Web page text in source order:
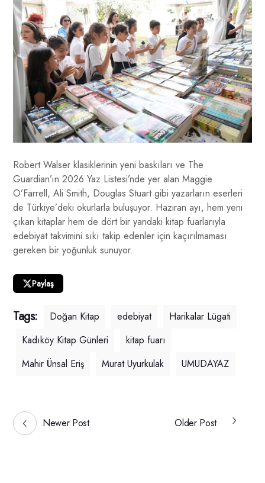
Robert Walser klasiklerinin yeni baskıları ve The
Guardian’ın 2026 Yaz Listesi’nde yer alan Maggie
O’Farrell, Ali Smith, Douglas Stuart gibi yazarların eserleri
de Türkiye’deki okurlarla buluşuyor. Haziran ayı, hem yeni
çıkan kitaplar hem de dört bir yandaki kitap fuarlarıyla
edebiyat takvimini sıkı takip edenler için kaçırılmaması
gereken bir yoğunluk sunuyor.
Paylaş
Tags: Doğan Kitap edebiyat
Harikalar Lügati
Kadıköy Kitap Günleri
kitap fuarı
Mahir Ünsal Eriş
Murat Uyurkulak UMUDAYAZ
Newer Post Older Post